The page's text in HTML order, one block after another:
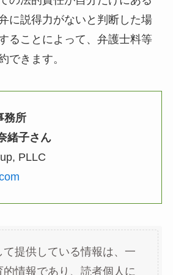
に説得力がないと判断した場
ることによって、弁護士料等
できます。
務所
緒子さん
PLLC
て提供している情報は、一
情報であり、読者個人に